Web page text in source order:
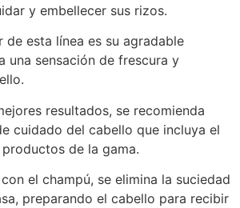
y embellecer sus rizos.
esta línea es su agradable
una sensación de frescura y
resultados, se recomienda
cuidado del cabello que incluya el
de la gama.
el champú, se elimina la suciedad
preparando el cabello para recibir